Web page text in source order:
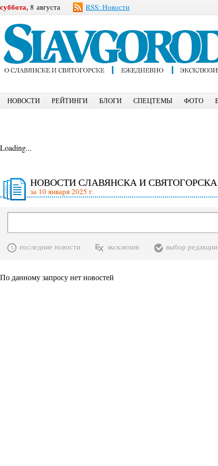
суббота, 8 августа RSS: Новости
НОВОСТИ РЕЙТИНГИ БЛОГИ СПЕЦТЕМЫ ФОТО
Loading...
НОВОСТИ СЛАВЯНСКА И
за 10 января 2025 г.
последние новости эксклюзив выбор редакции
По данному запросу нет новостей